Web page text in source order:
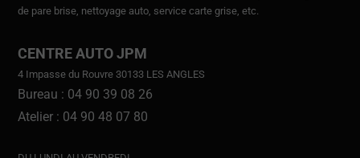
de pare brise, nettoyage auto, service carte grise, etc.
CENTRE AUTO JPM
4 Impasse du Rouvre 30133 LES ANGLES
Bureau : 04 90 39 08 26
Atelier : 04 90 48 07 80